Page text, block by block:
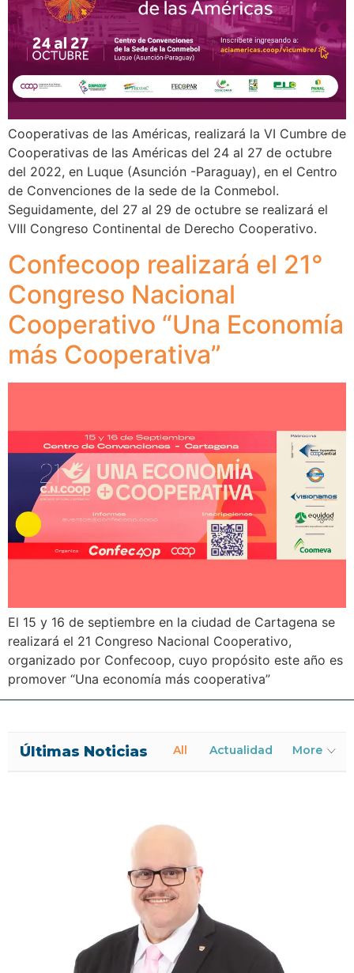
Cooperativas de las Américas, realizará la VI Cumbre de
Cooperativas de las Américas del 24 al 27 de octubre
del 2022, en Luque (Asunción -Paraguay), en el Centro
de Convenciones de la sede de la Conmebol.
Seguidamente, del 27 al 29 de octubre se realizará el
VIII Congreso Continental de Derecho Cooperativo.
Confecoop realizará el 21°
Congreso Nacional
Cooperativo “Una Economía
más Cooperativa”
El 15 y 16 de septiembre en la ciudad de Cartagena se
realizará el 21 Congreso Nacional Cooperativo,
organizado por Confecoop, cuyo propósito este año es
promover “Una economía más cooperativa”
Últimas Noticias All Actualidad More